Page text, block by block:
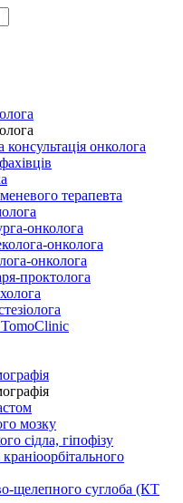
онколога
терапевта
онколога
онколога
онколога
проктолога
мозку
сідла, гіпофізу
щелепного суглоба (КТ